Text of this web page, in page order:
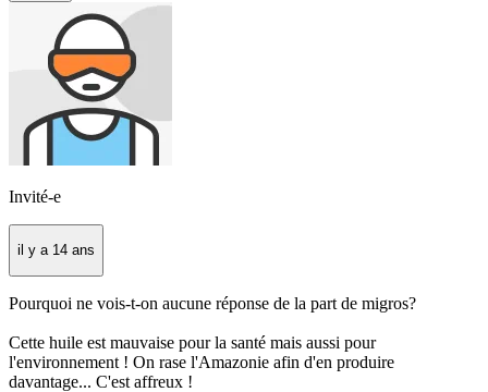
Invité-e
il y a 14 ans
Pourquoi ne vois-t-on aucune réponse de la part de migros?
Cette huile est mauvaise pour la santé mais aussi pour
l'environnement ! On rase l'Amazonie afin d'en produire
davantage... C'est affreux !